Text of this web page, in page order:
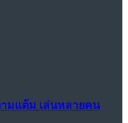
ามแต้ม เล่นหลายคน